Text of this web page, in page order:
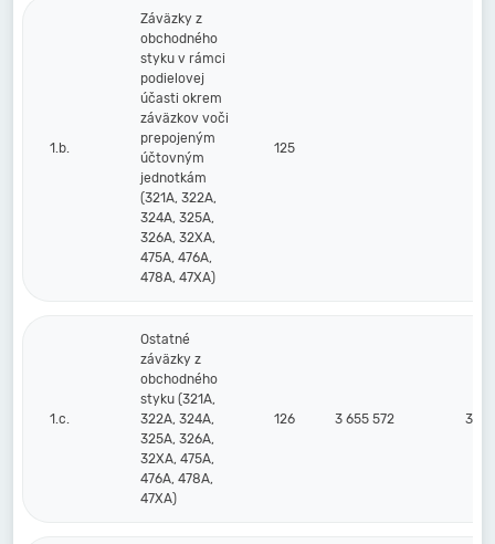
1.b.
Záväzky z
obchodného
styku v rámci
podielovej
účasti okrem
záväzkov voči
prepojeným
účtovným
jednotkám
(321A, 322A,
324A, 325A,
326A, 32XA,
475A, 476A,
478A, 47XA)
125
1.c.
Ostatné
záväzky z
obchodného
styku (321A,
322A, 324A,
325A, 326A,
32XA, 475A,
476A, 478A,
47XA)
126 3 655 572 3